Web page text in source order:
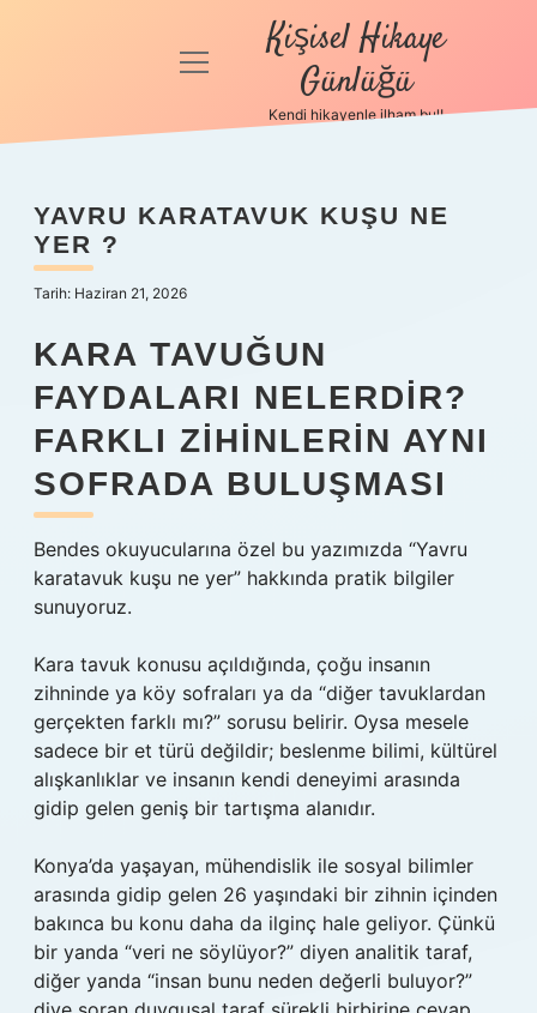
Anasayfa
Politikası
Yasal Uyarı
menüyü
Kişisel Hikaye
Günlüğü
Kendi hikayenle ilham bul!
YAVRU KARATAVUK KUŞU NE
YER ?
Tarih: Haziran 21, 2026
KARA TAVUĞUN
FAYDALARI NELERDIR?
FARKLI ZIHINLERIN AYNI
SOFRADA BULUŞMASI
Bendes okuyucularına özel bu yazımızda “Yavru
karatavuk kuşu ne yer” hakkında pratik bilgiler
sunuyoruz.
Kara tavuk konusu açıldığında, çoğu insanın
zihninde ya köy sofraları ya da “diğer tavuklardan
gerçekten farklı mı?” sorusu belirir. Oysa mesele
sadece bir et türü değildir; beslenme bilimi, kültürel
alışkanlıklar ve insanın kendi deneyimi arasında
gidip gelen geniş bir tartışma alanıdır.
Konya’da yaşayan, mühendislik ile sosyal bilimler
arasında gidip gelen 26 yaşındaki bir zihnin içinden
bakınca bu konu daha da ilginç hale geliyor. Çünkü
bir yanda “veri ne söylüyor?” diyen analitik taraf,
diğer yanda “insan bunu neden değerli buluyor?”